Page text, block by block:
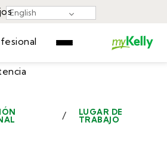
English
trabajos
profesional
▾
/
LUGAR DE
TRABAJO